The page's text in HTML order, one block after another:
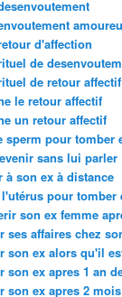
d'affection
de
de retour affectif
le retour affectif
un retour affectif
sperm pour tomber
sans lui parler
à son ex à distance
pour tomber
son ex femme
ses affaires chez
son ex alors qu'il
son ex apres 1 an
son ex apres 2